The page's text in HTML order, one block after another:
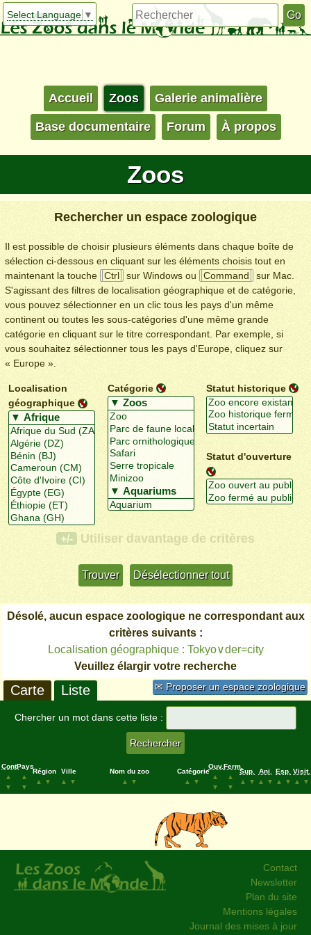
Select Language ▼
Accueil Zoos Galerie animalière
Base documentaire Forum À propos
Zoos
Rechercher un espace zoologique
Il est possible de choisir plusieurs éléments dans chaque boîte de
sélection ci-dessous en cliquant sur les éléments choisis tout en
maintenant la touche
Ctrl sur Windows ou Command
sur Mac.
S'agissant des filtres de localisation géographique et de catégorie,
vous pouvez sélectionner en un clic tous les pays d'un même
continent ou toutes les sous-catégories d'une même grande
catégorie en cliquant sur le titre correspondant. Par exemple, si
vous souhaitez sélectionner tous les pays d'Europe, cliquez sur
« Europe ».
Localisation
géographique
Catégorie Statut historique
Statut d'ouverture
+/- Utiliser davantage de critères
Désolé, aucun espace zoologique ne correspondant aux
critères suivants :
Localisation géographique : Tokyo∨der=city
Veuillez élargir votre recherche
✉ Proposer un espace zoologique
Carte Liste
Chercher un mot dans cette liste :
Cont.
▲
▼
Pays
▲
▼
Région
▲
▼
Ville
▲
▼
Nom du zoo
▲
▼
Catégorie
▲
▼
Ouv.
▲
▼
Ferm.
▲
▼
Sup.
▲
▼
Ani.
▲
▼
Esp.
▲
▼
Visit.
▲
▼
Contact
Newsletter
Plan du site
Mentions légales
Journal des mises à jour